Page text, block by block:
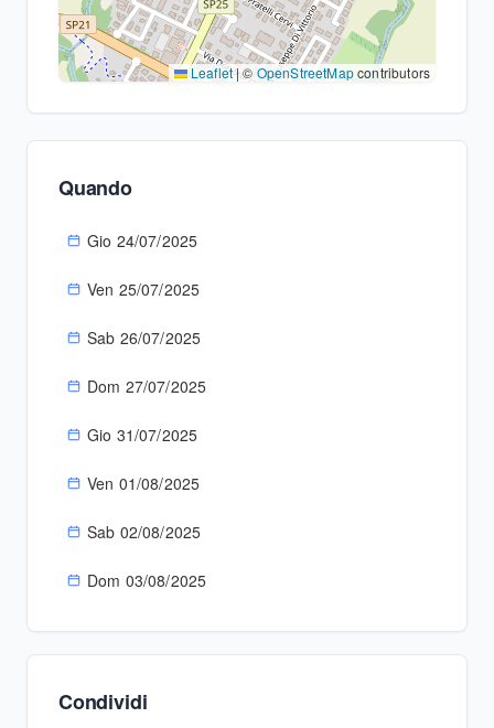
Leaflet|© OpenStreetMapcontributors
Quando
Gio 24/07/2025
Ven 25/07/2025
Sab 26/07/2025
Dom 27/07/2025
Gio 31/07/2025
Ven 01/08/2025
Sab 02/08/2025
Dom 03/08/2025
Condividi